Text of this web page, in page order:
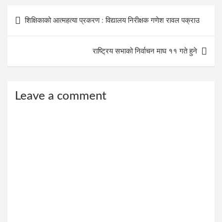
शिक्षिकाको आत्महत्या प्रकरण : विद्यालय निरीक्षक गणेश रावल पक्राउ
राष्ट्रिय सभाको निर्वाचन माघ ११ गते हुने
Leave a comment